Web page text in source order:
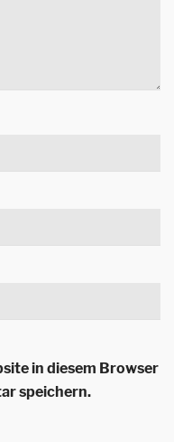
in diesem Browser
speichern.